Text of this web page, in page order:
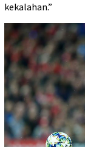
kekalahan.”